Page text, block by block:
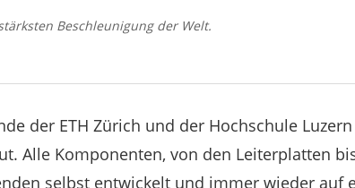
Beschleunigung der Welt.
der ETH Zürich und der Hochschule
Alle Komponenten, von den Leiterplatten
selbst entwickelt und immer wieder auf